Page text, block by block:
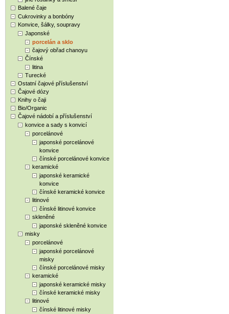
Balené čaje
Cukrovinky a bonbóny
Konvice, šálky, soupravy
Japonské
porcelán a sklo
čajový obřad chanoyu
Čínské
litina
Turecké
Ostatní čajové příslušenství
Čajové dózy
Knihy o čaji
Bio/Organic
Čajové nádobí a příslušenství
konvice a sady s konvicí
porcelánové
japonské porcelánové
konvice
čínské porcelánové konvice
keramické
japonské keramické
konvice
čínské keramické konvice
litinové
čínské litinové konvice
skleněné
japonské skleněné konvice
misky
porcelánové
japonské porcelánové
misky
čínské porcelánové misky
keramické
japonské keramické misky
čínské keramické misky
litinové
čínské litinové misky